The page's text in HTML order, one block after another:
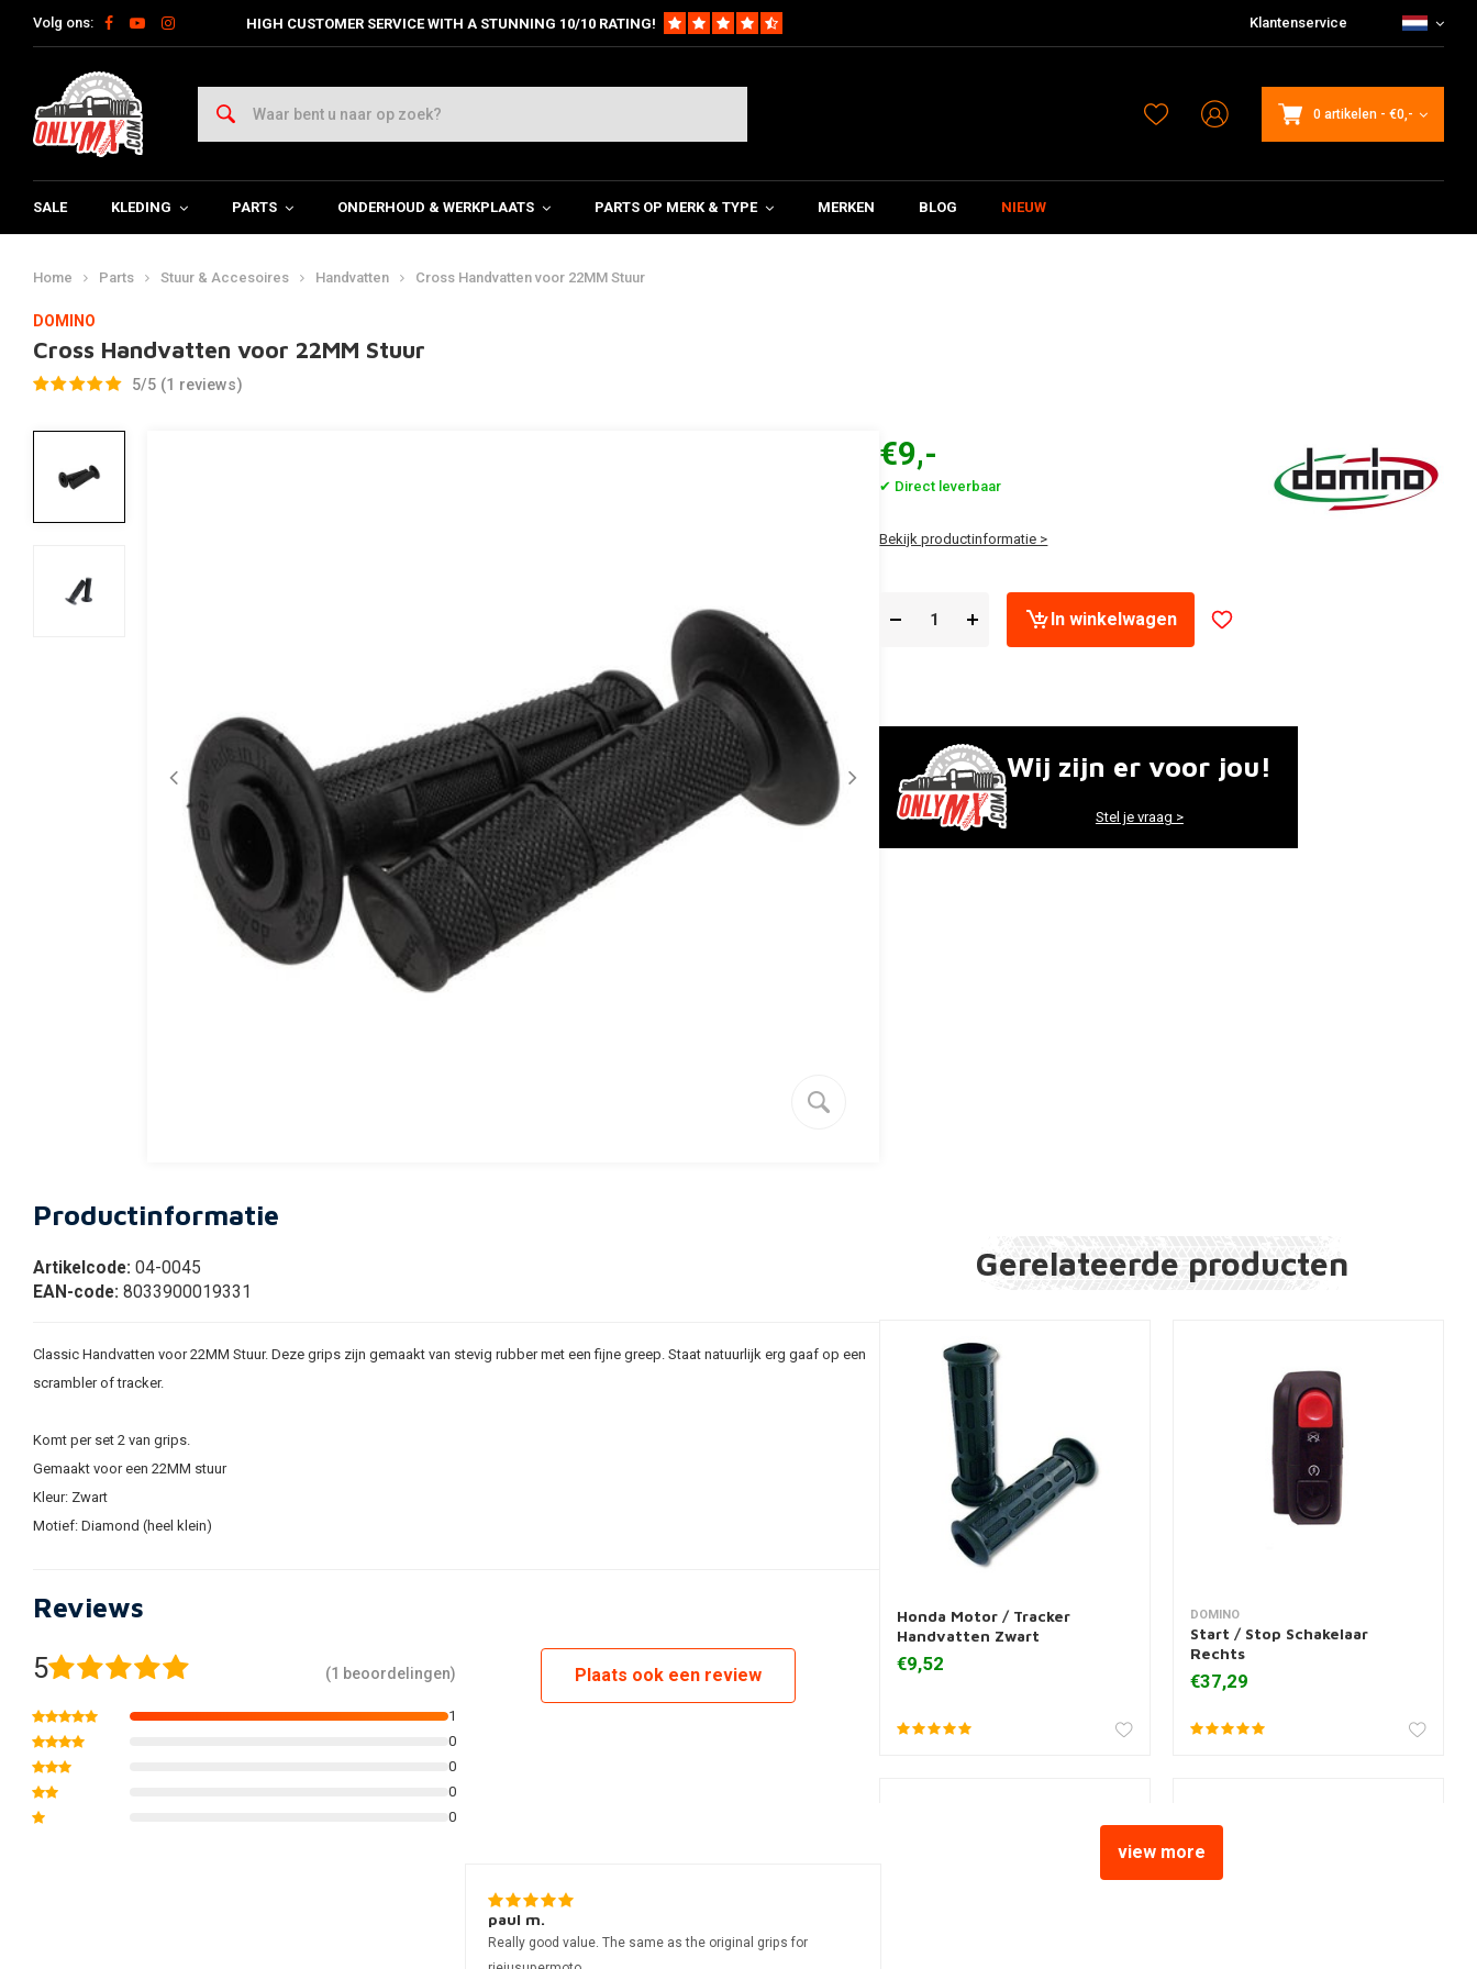
Volg ons: HIGH CUSTOMER SERVICE WITH A STUNNING 10/10 RATING! Klantenservice
0 artikelen - €0,-
SALE KLEDING PARTS ONDERHOUD & WERKPLAATS PARTS OP MERK & TYPE MERKEN BLOG NIEUW
Home Parts Stuur & Accesoires Handvatten Cross Handvatten voor 22MM Stuur
DOMINO
Cross Handvatten voor 22MM Stuur
5/5 (1 reviews)
€9,-
✔ Direct leverbaar
Bekijk productinformatie >
In winkelwagen
Wij zijn er voor jou!
Stel je vraag >
Productinformatie
Artikelcode: 04-0045
EAN-code: 8033900019331
Classic Handvatten voor 22MM Stuur. Deze grips zijn gemaakt van stevig rubber met een fijne greep. Staat natuurlijk erg gaaf op een
scrambler of tracker.
Komt per set 2 van grips.
Gemaakt voor een 22MM stuur
Kleur: Zwart
Motief: Diamond (heel klein)
Reviews
5 (1 beoordelingen)
1
0
0
0
0
Plaats ook een review
paul m.
Really good value. The same as the original grips for
Gerelateerde producten
Toevoegen aan winkelwagen
Honda Motor / Tracker
Handvatten Zwart
€9,52
Toevoegen aan winkelwagen
DOMINO
Start / Stop Schakelaar
Rechts
€37,29
view more